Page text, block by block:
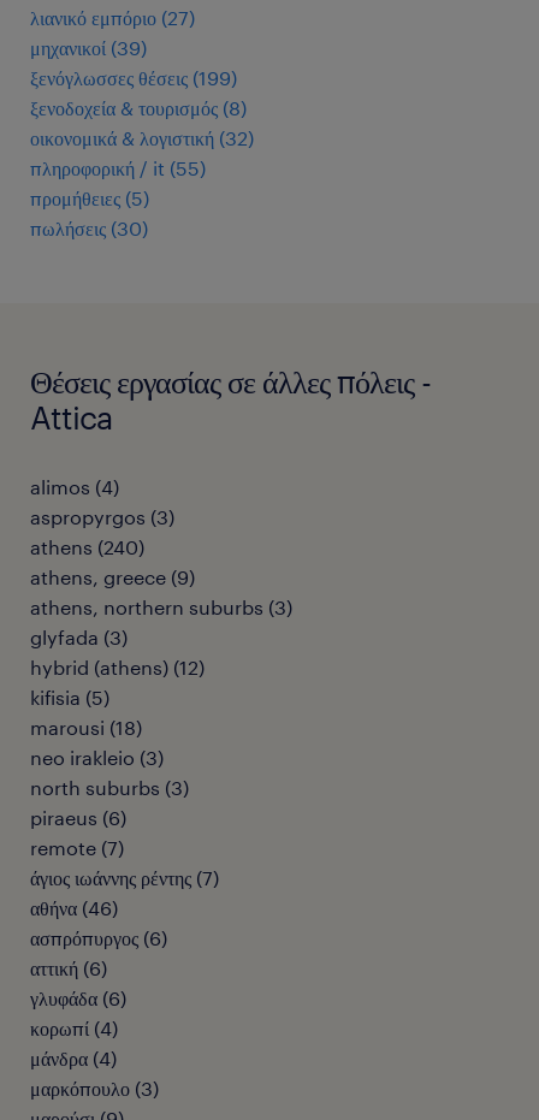
λιανικό εμπόριο (27)
μηχανικοί (39)
ξενόγλωσσες θέσεις (199)
ξενοδοχεία & τουρισμός (8)
οικονομικά & λογιστική (32)
πληροφορική / it (55)
προμήθειες (5)
πωλήσεις (30)
Θέσεις εργασίας σε άλλες πόλεις -
Attica
alimos (4)
aspropyrgos (3)
athens (240)
athens, greece (9)
athens, northern suburbs (3)
glyfada (3)
hybrid (athens) (12)
kifisia (5)
marousi (18)
neo irakleio (3)
north suburbs (3)
piraeus (6)
remote (7)
άγιος ιωάννης ρέντης (7)
αθήνα (46)
ασπρόπυργος (6)
αττική (6)
γλυφάδα (6)
κορωπί (4)
μάνδρα (4)
μαρκόπουλο (3)